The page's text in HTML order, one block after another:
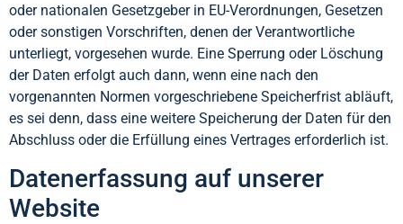
oder nationalen Gesetzgeber in EU-Verordnungen, Gesetzen
oder sonstigen Vorschriften, denen der Verantwortliche
unterliegt, vorgesehen wurde. Eine Sperrung oder Löschung
der Daten erfolgt auch dann, wenn eine nach den
vorgenannten Normen vorgeschriebene Speicherfrist abläuft,
es sei denn, dass eine weitere Speicherung der Daten für den
Abschluss oder die Erfüllung eines Vertrages erforderlich ist.
Datenerfassung auf unserer
Website